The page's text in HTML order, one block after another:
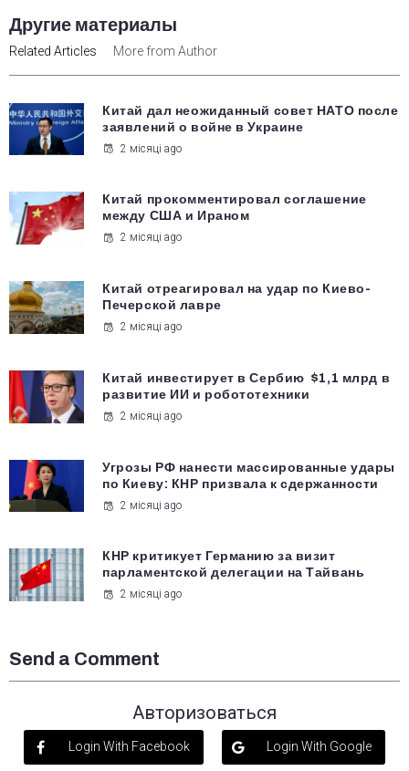
Другие материалы
Related Articles More from Author
Китай дал неожиданный совет НАТО после
заявлений о войне в Украине
2 місяці ago
Китай прокомментировал соглашение
между США и Ираном
2 місяці ago
Китай отреагировал на удар по Киево-
Печерской лавре
2 місяці ago
Китай инвестирует в Сербию $1,1 млрд в
развитие ИИ и робототехники
2 місяці ago
Угрозы РФ нанести массированные удары
по Киеву: КНР призвала к сдержанности
2 місяці ago
КНР критикует Германию за визит
парламентской делегации на Тайвань
2 місяці ago
Send a Comment
Авторизоваться
Login With Facebook Login With Google